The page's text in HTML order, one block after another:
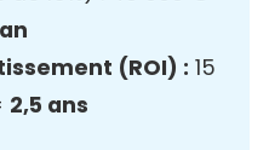
(ROI) : 15
2,5 ans